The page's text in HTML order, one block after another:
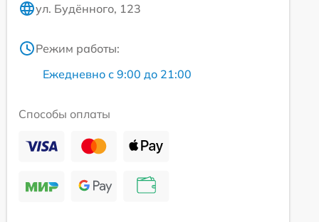
ул. Будённого, 123
Режим работы:
Ежедневно с 9:00 до 21:00
Способы оплаты